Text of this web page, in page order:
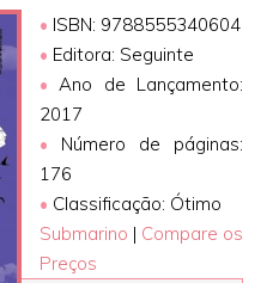
• ISBN: 9788555340604
• Editora: Seguinte
• Ano de Lançamento:
2017
• Número de páginas:
176
• Classificação: Ótimo
Submarino | Compare os
Preços